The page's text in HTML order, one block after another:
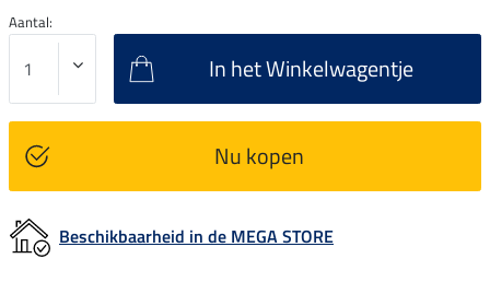
Aantal:
In het Winkelwagentje
Nu kopen
Beschikbaarheid in de MEGA STORE